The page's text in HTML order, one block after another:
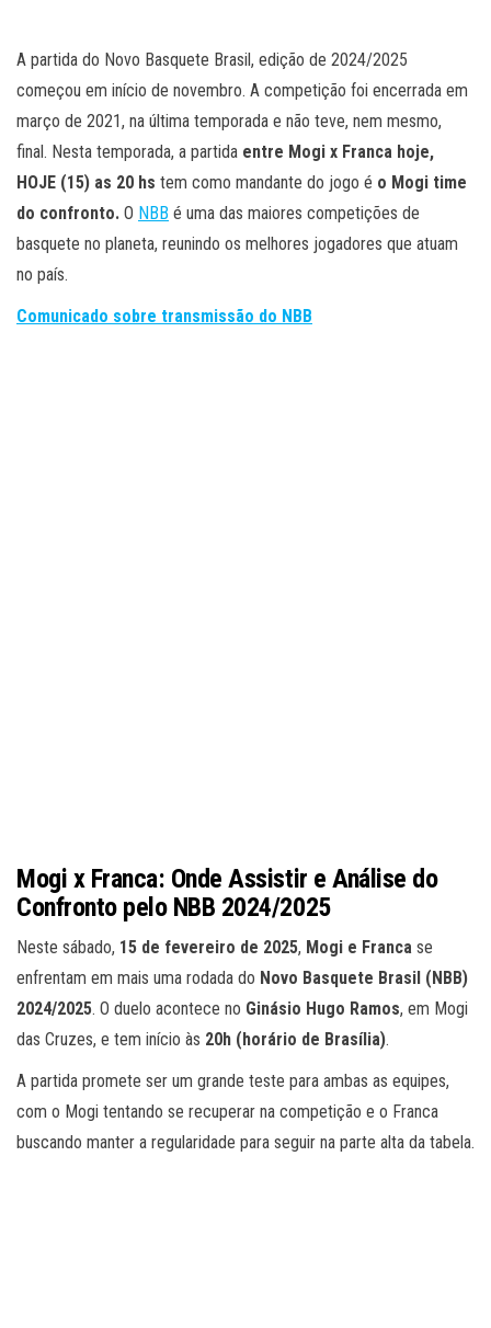
A partida do Novo Basquete Brasil, edição de 2024/2025
começou em início de novembro. A competição foi encerrada em
março de 2021, na última temporada e não teve, nem mesmo,
final. Nesta temporada, a partida entre Mogi x Franca hoje,
HOJE (15) as 20 hs tem como mandante do jogo é o Mogi time
do confronto. O NBB é uma das maiores competições de
basquete no planeta, reunindo os melhores jogadores que atuam
no país.
Comunicado sobre transmissão do NBB
Mogi x Franca: Onde Assistir e Análise do
Confronto pelo NBB 2024/2025
Neste sábado, 15 de fevereiro de 2025, Mogi e Franca se
enfrentam em mais uma rodada do Novo Basquete Brasil (NBB)
2024/2025. O duelo acontece no Ginásio Hugo Ramos, em Mogi
das Cruzes, e tem início às 20h (horário de Brasília).
A partida promete ser um grande teste para ambas as equipes,
com o Mogi tentando se recuperar na competição e o Franca
buscando manter a regularidade para seguir na parte alta da tabela.